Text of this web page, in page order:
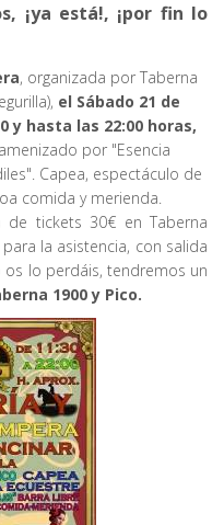
¡ya está!, ¡por fin lo
, organizada por Taberna
el Sábado 21 de
y hasta las 22:00 horas,
por "Esencia
Capea, espectáculo de
comida y merienda.
de tickets 30€ en Taberna
la asistencia, con salida
os lo perdáis, tendremos un
1900 y Pico.